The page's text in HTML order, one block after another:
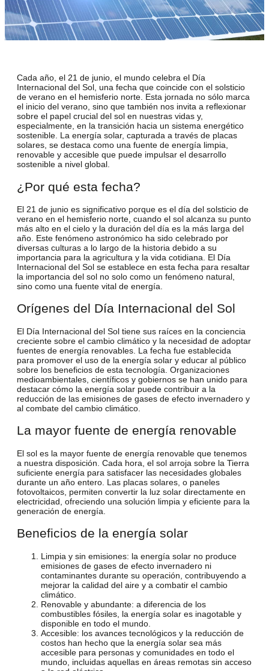
Cada año, el 21 de junio, el mundo celebra el Día
Internacional del Sol, una fecha que coincide con el solsticio
de verano en el hemisferio norte. Esta jornada no sólo marca
el inicio del verano, sino que también nos invita a reflexionar
sobre el papel crucial del sol en nuestras vidas y,
especialmente, en la transición hacia un sistema energético
sostenible. La energía solar, capturada a través de placas
solares, se destaca como una fuente de energía limpia,
renovable y accesible que puede impulsar el desarrollo
sostenible a nivel global.
¿Por qué esta fecha?
El 21 de junio es significativo porque es el día del solsticio de
verano en el hemisferio norte, cuando el sol alcanza su punto
más alto en el cielo y la duración del día es la más larga del
año. Este fenómeno astronómico ha sido celebrado por
diversas culturas a lo largo de la historia debido a su
importancia para la agricultura y la vida cotidiana. El Día
Internacional del Sol se establece en esta fecha para resaltar
la importancia del sol no solo como un fenómeno natural,
sino como una fuente vital de energía.
Orígenes del Día Internacional del Sol
El Día Internacional del Sol tiene sus raíces en la conciencia
creciente sobre el cambio climático y la necesidad de adoptar
fuentes de energía renovables. La fecha fue establecida
para promover el uso de la energía solar y educar al público
sobre los beneficios de esta tecnología . Organizaciones
medioambientales, científicos y gobiernos se han unido para
destacar cómo la energía solar puede contribuir a la
reducción de las emisiones de gases de efecto invernadero y
al combate del cambio climático.
La mayor fuente de energía renovable
El sol es la mayor fuente de energía renovable que tenemos
a nuestra disposición. Cada hora, el sol arroja sobre la Tierra
suficiente energía para satisfacer las necesidades globales
durante un año entero. Las placas solares, o paneles
fotovoltaicos, permiten convertir la luz solar directamente en
electricidad, ofreciendo una solución limpia y eficiente para la
generación de energía.
Beneficios de la energía solar
Limpia y sin emisiones: la energía solar no produce
emisiones de gases de efecto invernadero ni
contaminantes durante su operación, contribuyendo a
mejorar la calidad del aire y a combatir el cambio
climático.
Renovable y abundante: a diferencia de los
combustibles fósiles, la energía solar es inagotable y
disponible en todo el mundo.
Accesible: los avances tecnológicos y la reducción de
costos han hecho que la energía solar sea más
accesible para personas y comunidades en todo el
mundo, incluidas aquellas en áreas remotas sin acceso